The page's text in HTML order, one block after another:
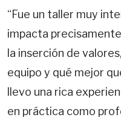
“Fue un taller muy
impacta
la inserción de
equipo y qué mejor
llevo una rica
en práctica como